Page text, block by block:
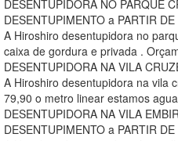
DESENTUPIDORA NO PARQUE
DESENTUPIMENTO a PARTIR
A Hiroshiro desentupidora no
caixa de gordura e privada .
DESENTUPIDORA NA VILA
A Hiroshiro desentupidora na vila
79,90 o metro linear estamos
DESENTUPIDORA NA VILA
DESENTUPIMENTO a PARTIR